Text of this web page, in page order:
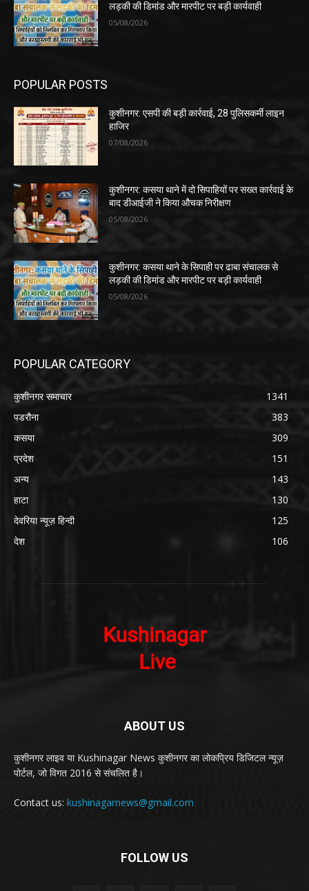
लड़की की डिमांड और मारपीट पर बड़ी कार्यवाही
05/08/2026
POPULAR POSTS
कुशीनगर: एसपी की बड़ी कार्रवाई, 28 पुलिसकर्मी लाइन
हाजिर
07/08/2026
कुशीनगर: कसया थाने में दो सिपाहियों पर सख्त कार्रवाई के
बाद डीआईजी ने किया औचक निरीक्षण
05/08/2026
कुशीनगर: कसया थाने के सिपाही पर ढाबा संचालक से
लड़की की डिमांड और मारपीट पर बड़ी कार्यवाही
05/08/2026
POPULAR CATEGORY
कुशीनगर समाचार
1341
पडरौना
383
कसया
309
प्रदेश
151
अन्य
143
हाटा
130
देवरिया न्यूज़ हिन्दी
125
देश
106
ABOUT US
कुशीनगर लाइव या Kushinagar News कुशीनगर का लोकप्रिय डिजिटल न्यूज़
पोर्टल, जो विगत 2016 से संचलित है।
Contact us: kushinagarnews@gmail.com
FOLLOW US